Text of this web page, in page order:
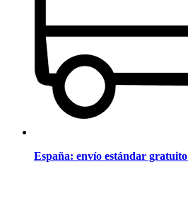
España: envío estándar gratuito